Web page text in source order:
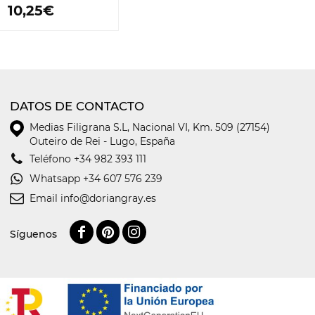
10,25€
DATOS DE CONTACTO
Medias Filigrana S.L, Nacional VI, Km. 509 (27154)
Outeiro de Rei - Lugo, España
Teléfono +34 982 393 111
Whatsapp +34 607 576 239
Email info@doriangray.es
Síguenos